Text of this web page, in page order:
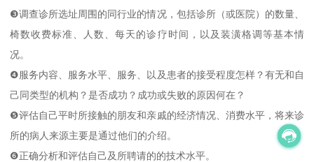
❸调查诊所选址周围的同行业的情况，包括诊所（或医院）的数量、
椅数收费标准、人数、每天的诊疗时间，以及装潢格调等基本情
况。
❹服务内容、服务水平、服务、以及患者的接受程度怎样？有无和自
己同类型的机构？是否成功？成功或失败的原因何在？
❺评估自己平时所接触的朋友和亲戚的经济情况、消费水平，将来诊
所的病人来源主要是通过他们的介绍。
❻正确分析和评估自己及所聘请的的技术水平。